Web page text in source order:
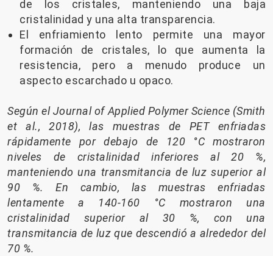
de los cristales, manteniendo una baja
cristalinidad y una alta transparencia.
El enfriamiento lento permite una mayor
formación de cristales, lo que aumenta la
resistencia, pero a menudo produce un
aspecto escarchado u opaco.
Según el Journal of Applied Polymer Science (Smith
et al., 2018), las muestras de PET enfriadas
rápidamente por debajo de 120 °C mostraron
niveles de cristalinidad inferiores al 20 %,
manteniendo una transmitancia de luz superior al
90 %. En cambio, las muestras enfriadas
lentamente a 140-160 °C mostraron una
cristalinidad superior al 30 %, con una
transmitancia de luz que descendió a alrededor del
70 %.